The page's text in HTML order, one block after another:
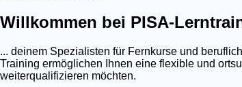
Willkommen bei PISA-
... deinem Spezialisten für Fernkurse und
Training ermöglichen Ihnen eine flexible und
weiterqualifizieren möchten.